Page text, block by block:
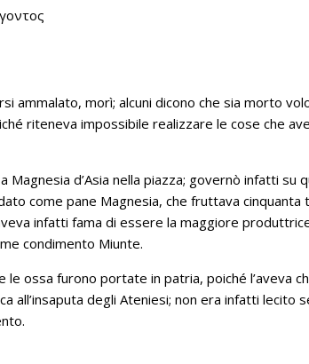
ammalato, morì; alcuni dicono che sia morto
riteneva impossibile realizzare le cose che
Magnesia d’Asia nella piazza; governò infatti
come pane Magnesia, che fruttava cinquanta
infatti fama di essere la maggiore
condimento Miunte.
le ossa furono portate in patria, poiché l’aveva
all’insaputa degli Ateniesi; non era infatti lecito